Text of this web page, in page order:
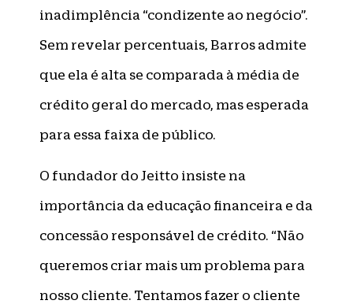
inadimplência “condizente ao negócio”.
Sem revelar percentuais, Barros admite
que ela é alta se comparada à média de
crédito geral do mercado, mas esperada
para essa faixa de público.
O fundador do Jeitto insiste na
importância da educação financeira e da
concessão responsável de crédito. “Não
queremos criar mais um problema para
nosso cliente. Tentamos fazer o cliente